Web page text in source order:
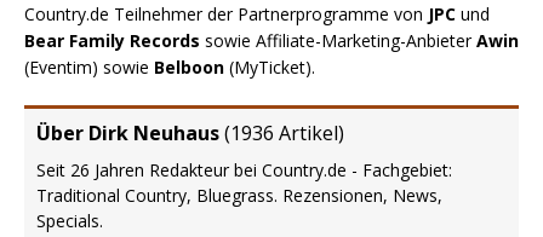
Country.de Teilnehmer der Partnerprogramme von JPC und
Bear Family Records sowie Affiliate-Marketing-AnbieterAwin
(Eventim) sowie Belboon (MyTicket).
Über Dirk Neuhaus(1936 Artikel)
Seit 26 Jahren Redakteur bei Country.de - Fachgebiet:
Traditional Country, Bluegrass. Rezensionen, News,
Specials.